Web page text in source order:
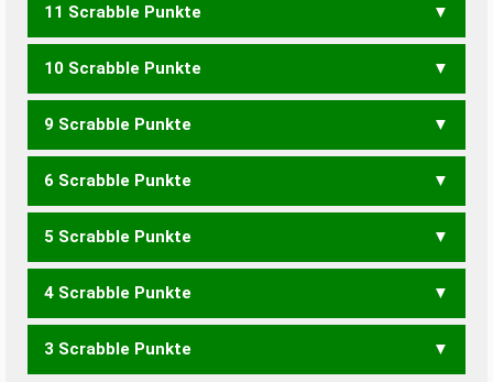
REVIERT VERREIT VERRIET
11 Scrabble Punkte
REVIER VIERER
10 Scrabble Punkte
VERTE VIERE
9 Scrabble Punkte
ERVE VITE
6 Scrabble Punkte
ERRIET REITER TRIERE
5 Scrabble Punkte
EIERT EITER EITRE IRRET
TRIER
4 Scrabble Punkte
EIER EIRE IRRE IRRT
3 Scrabble Punkte